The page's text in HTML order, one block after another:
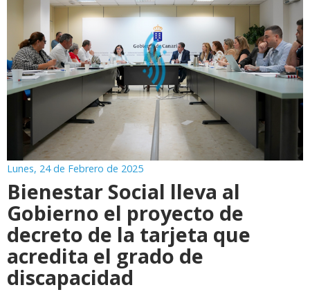
Lunes, 24 de Febrero de 2025
Bienestar Social lleva al
Gobierno el proyecto de
decreto de la tarjeta que
acredita el grado de
discapacidad